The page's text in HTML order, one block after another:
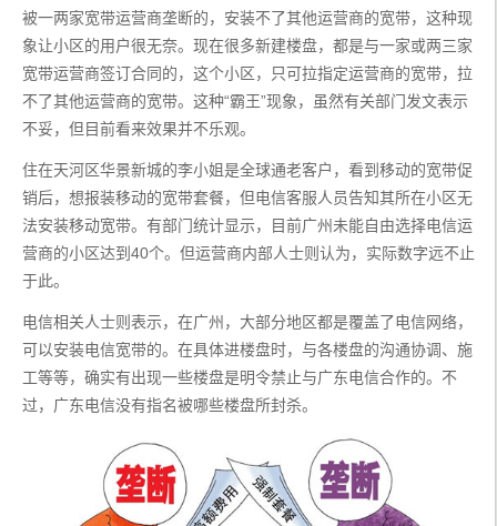
被一两家宽带运营商垄断的，安装不了其他运营商的宽带，这种现
象让小区的用户很无奈。现在很多新建楼盘，都是与一家或两三家
宽带运营商签订合同的，这个小区，只可拉指定运营商的宽带，拉
不了其他运营商的宽带。这种“霸王”现象，虽然有关部门发文表示
不妥，但目前看来效果并不乐观。
住在天河区华景新城的李小姐是全球通老客户，看到移动的宽带促
销后，想报装移动的宽带套餐，但电信客服人员告知其所在小区无
法安装移动宽带。有部门统计显示，目前广州未能自由选择电信运
营商的小区达到40个。但运营商内部人士则认为，实际数字远不止
于此。
电信相关人士则表示，在广州，大部分地区都是覆盖了电信网络，
可以安装电信宽带的。在具体进楼盘时，与各楼盘的沟通协调、施
工等等，确实有出现一些楼盘是明令禁止与广东电信合作的。不
过，广东电信没有指名被哪些楼盘所封杀。